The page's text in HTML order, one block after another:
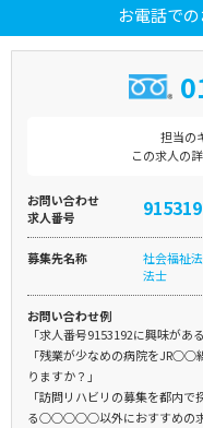
お電話で
担当の
この求人の
お問い合わせ
求人番号
募集先名称
社会福祉
法士
お問い合わせ例
「求人番号9153192に興味があ
「残業が少なめの病院をJR○○
りますか？」
「訪問リハビリの募集を都内
る○○○○○以外におすすめの求